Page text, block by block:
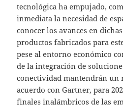
tecnológica ha empujado,
inmediata la necesidad de
conocer los avances en
productos fabricados para
pese al entorno económico
de la integración de
conectividad mantendrán un
acuerdo con Gartner, para
finales inalámbricos de las